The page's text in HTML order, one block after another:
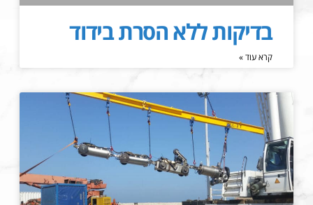
בדיקות ללא הסרת בידוד
קרא עוד »